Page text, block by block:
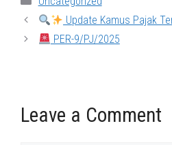
Update Kamus Pajak
PER-9/PJ/2025
Leave a Comment